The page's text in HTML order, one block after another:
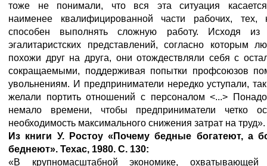
тоже не понимали, что вся эта ситуация
наименее квалифицированной части рабочих, тех,
способен выполнять сложную работу. Исходя из
эгалитаристских представлений, согласно которым
похожи друг на друга, они отождествляли себя с
сокращаемыми, поддерживая попытки профсоюзов
увольнениям. И предприниматели нередко уступали,
желали портить отношений с персоналом <...>
немало времени, чтобы предприниматели четко
необходимость максимального снижения затрат на труд».
Из книги У. Ростоу«Почему бедные богатеют, а
беднеют». Техас, 1980. С. 130:
«В крупномасштабной экономике, охватывающей